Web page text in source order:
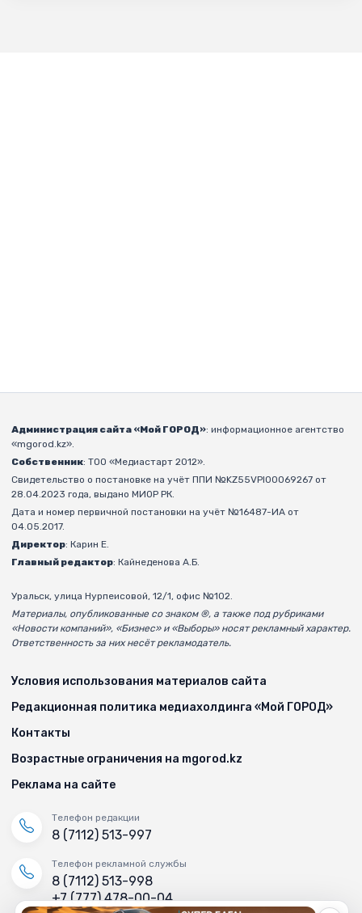
Администрация сайта «Мой ГОРОД»: информационное агентство
«mgorod.kz».
Собственник: ТОО «Медиастарт 2012».
Свидетельство о постановке на учёт ППИ №KZ55VPI00069267 от
28.04.2023 года, выдано МИОР РК.
Дата и номер первичной постановки на учёт №16487-ИА от
04.05.2017.
Директор: Карин Е.
Главный редактор: Кайнеденова А.Б.
Уральск, улица Нурпеисовой, 12/1, офис №102.
Материалы, опубликованные со знаком ®, а также под рубриками
«Новости компаний», «Бизнес» и «Выборы» носят рекламный характер.
Ответственность за них несёт рекламодатель.
Условия использования материалов сайта
Редакционная политика медиахолдинга «Мой ГОРОД»
Контакты
Возрастные ограничения на mgorod.kz
Реклама на сайте
Телефон редакции
8 (7112) 513-997
Телефон рекламной службы
8 (7112) 513-998
+7 (777) 478-00-04